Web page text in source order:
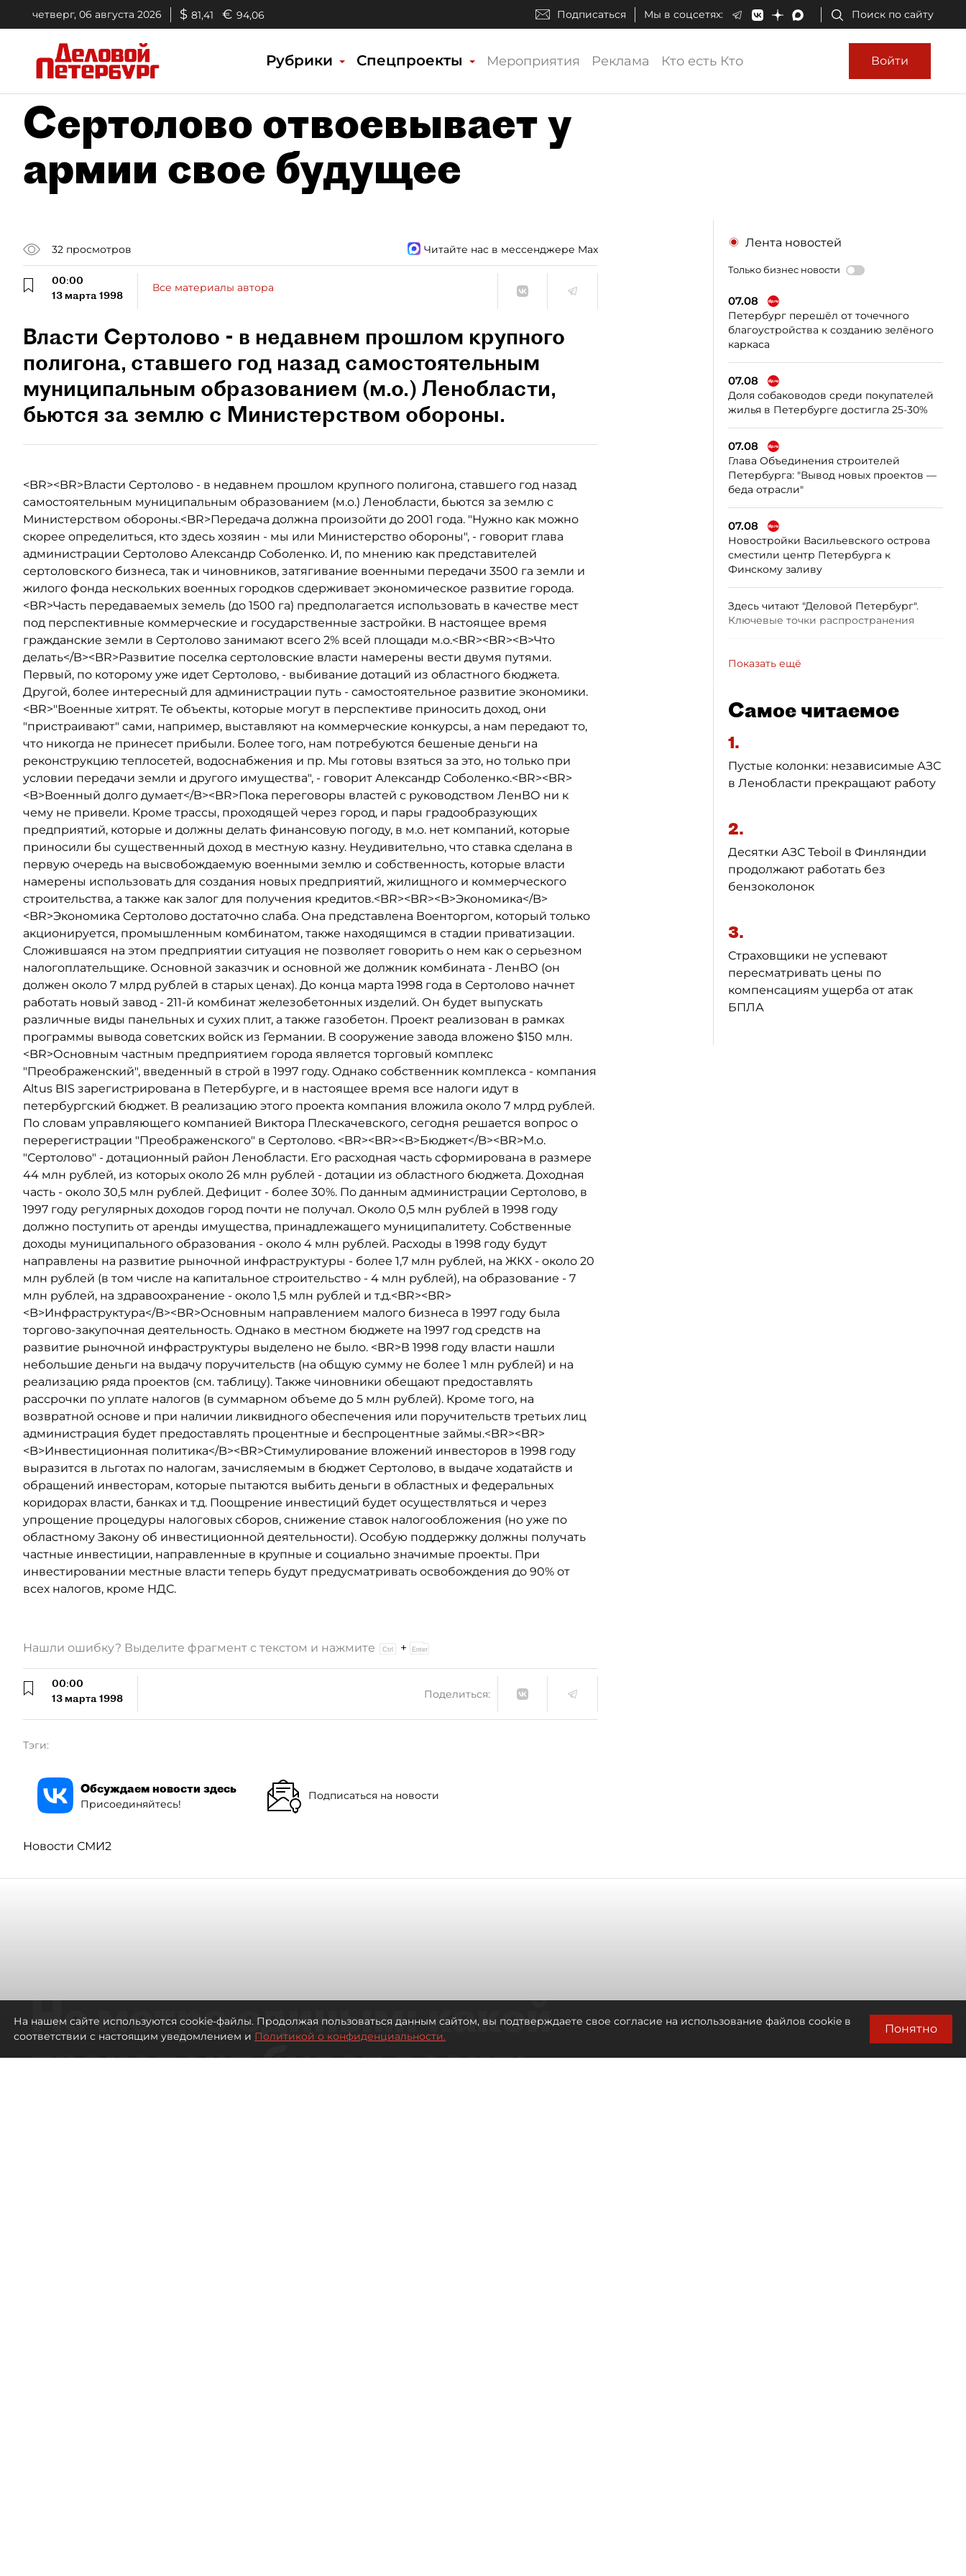
четверг, 06 августа 2026 $ 81,41 € 94,06 Подписаться Мы в соцсетях: Поиск по сайту
Рубрики Спецпроекты Мероприятия Реклама Кто есть Кто Войти
Сертолово отвоевывает у
армии свое будущее
32 просмотров Читайте нас в мессенджере Max
00:00
13 марта 1998
Все материалы автора
Власти Сертолово - в недавнем прошлом крупного
полигона, ставшего год назад самостоятельным
муниципальным образованием (м.о.) Ленобласти,
бьются за землю с Министерством обороны.
<BR><BR>Власти Сертолово - в недавнем прошлом крупного полигона, ставшего год назад
самостоятельным муниципальным образованием (м.о.) Ленобласти, бьются за землю с
Министерством обороны.<BR>Передача должна произойти до 2001 года. "Нужно как можно
скорее определиться, кто здесь хозяин - мы или Министерство обороны", - говорит глава
администрации Сертолово Александр Соболенко. И, по мнению как представителей
сертоловского бизнеса, так и чиновников, затягивание военными передачи 3500 га земли и
жилого фонда нескольких военных городков сдерживает экономическое развитие города.
<BR>Часть передаваемых земель (до 1500 га) предполагается использовать в качестве мест
под перспективные коммерческие и государственные застройки. В настоящее время
гражданские земли в Сертолово занимают всего 2% всей площади м.о.<BR><BR><B>Что
делать</B><BR>Развитие поселка сертоловские власти намерены вести двумя путями.
Первый, по которому уже идет Сертолово, - выбивание дотаций из областного бюджета.
Другой, более интересный для администрации путь - самостоятельное развитие экономики.
<BR>"Военные хитрят. Те объекты, которые могут в перспективе приносить доход, они
"пристраивают" сами, например, выставляют на коммерческие конкурсы, а нам передают то,
что никогда не принесет прибыли. Более того, нам потребуются бешеные деньги на
реконструкцию теплосетей, водоснабжения и пр. Мы готовы взяться за это, но только при
условии передачи земли и другого имущества", - говорит Александр Соболенко.<BR><BR>
<B>Военный долго думает</B><BR>Пока переговоры властей с руководством ЛенВО ни к
чему не привели. Кроме трассы, проходящей через город, и пары градообразующих
предприятий, которые и должны делать финансовую погоду, в м.о. нет компаний, которые
приносили бы существенный доход в местную казну. Неудивительно, что ставка сделана в
первую очередь на высвобождаемую военными землю и собственность, которые власти
намерены использовать для создания новых предприятий, жилищного и коммерческого
строительства, а также как залог для получения кредитов.<BR><BR><B>Экономика</B>
<BR>Экономика Сертолово достаточно слаба. Она представлена Военторгом, который только
акционируется, промышленным комбинатом, также находящимся в стадии приватизации.
Сложившаяся на этом предприятии ситуация не позволяет говорить о нем как о серьезном
налогоплательщике. Основной заказчик и основной же должник комбината - ЛенВО (он
должен около 7 млрд рублей в старых ценах). До конца марта 1998 года в Сертолово начнет
работать новый завод - 211-й комбинат железобетонных изделий. Он будет выпускать
различные виды панельных и сухих плит, а также газобетон. Проект реализован в рамках
программы вывода советских войск из Германии. В сооружение завода вложено $150 млн.
<BR>Основным частным предприятием города является торговый комплекс
"Преображенский", введенный в строй в 1997 году. Однако собственник комплекса - компания
Altus BIS зарегистрирована в Петербурге, и в настоящее время все налоги идут в
петербургский бюджет. В реализацию этого проекта компания вложила около 7 млрд рублей.
По словам управляющего компанией Виктора Плескачевского, сегодня решается вопрос о
перерегистрации "Преображенского" в Сертолово. <BR><BR><B>Бюджет</B><BR>М.о.
"Сертолово" - дотационный район Ленобласти. Его расходная часть сформирована в размере
44 млн рублей, из которых около 26 млн рублей - дотации из областного бюджета. Доходная
часть - около 30,5 млн рублей. Дефицит - более 30%. По данным администрации Сертолово, в
1997 году регулярных доходов город почти не получал. Около 0,5 млн рублей в 1998 году
должно поступить от аренды имущества, принадлежащего муниципалитету. Собственные
доходы муниципального образования - около 4 млн рублей. Расходы в 1998 году будут
направлены на развитие рыночной инфраструктуры - более 1,7 млн рублей, на ЖКХ - около 20
млн рублей (в том числе на капитальное строительство - 4 млн рублей), на образование - 7
млн рублей, на здравоохранение - около 1,5 млн рублей и т.д.<BR><BR>
<B>Инфраструктура</B><BR>Основным направлением малого бизнеса в 1997 году была
торгово-закупочная деятельность. Однако в местном бюджете на 1997 год средств на
развитие рыночной инфраструктуры выделено не было. <BR>В 1998 году власти нашли
небольшие деньги на выдачу поручительств (на общую сумму не более 1 млн рублей) и на
реализацию ряда проектов (см. таблицу). Также чиновники обещают предоставлять
рассрочки по уплате налогов (в суммарном объеме до 5 млн рублей). Кроме того, на
возвратной основе и при наличии ликвидного обеспечения или поручительств третьих лиц
администрация будет предоставлять процентные и беспроцентные займы.<BR><BR>
<B>Инвестиционная политика</B><BR>Стимулирование вложений инвесторов в 1998 году
выразится в льготах по налогам, зачисляемым в бюджет Сертолово, в выдаче ходатайств и
обращений инвесторам, которые пытаются выбить деньги в областных и федеральных
коридорах власти, банках и т.д. Поощрение инвестиций будет осуществляться и через
упрощение процедуры налоговых сборов, снижение ставок налогообложения (но уже по
областному Закону об инвестиционной деятельности). Особую поддержку должны получать
частные инвестиции, направленные в крупные и социально значимые проекты. При
инвестировании местные власти теперь будут предусматривать освобождения до 90% от
всех налогов, кроме НДС.
Лента новостей
Только бизнес новости
07.08
Петербург перешёл от точечного
благоустройства к созданию зелёного
каркаса
07.08
Доля собаководов среди покупателей
жилья в Петербурге достигла 25-30%
07.08
Глава Объединения строителей
Петербурга: "Вывод новых проектов —
беда отрасли"
07.08
Новостройки Васильевского острова
сместили центр Петербурга к
Финскому заливу
Здесь читают "Деловой Петербург".
Ключевые точки распространения
Показать ещё
Самое читаемое
1.
Пустые колонки: независимые АЗС
в Ленобласти прекращают работу
2.
Десятки АЗС Teboil в Финляндии
продолжают работать без
бензоколонок
3.
Страховщики не успевают
пересматривать цены по
компенсациям ущерба от атак
БПЛА
Нашли ошибку? Выделите фрагмент с текстом и нажмите +
00:00
13 марта 1998
Поделиться:
Тэги:
Обсуждаем новости здесь
Присоединяйтесь!
Подписаться на новости
Новости СМИ2
Не метро единым: какой
транспорт будет возить
На нашем сайте используются cookie-файлы. Продолжая пользоваться данным сайтом, вы подтверждаете свое согласие на использование файлов cookie в
соответствии с настоящим уведомлением и Политикой о конфиденциальности.
Понятно